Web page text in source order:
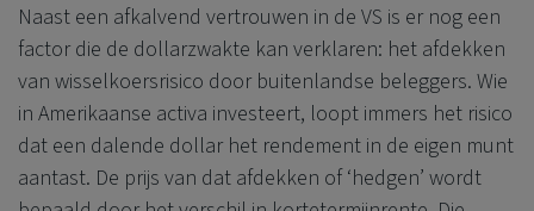
Naast een afkalvend vertrouwen in de VS is er nog een
factor die de dollarzwakte kan verklaren: het afdekken
van wisselkoersrisico door buitenlandse beleggers. Wie
in Amerikaanse activa investeert, loopt immers het risico
dat een dalende dollar het rendement in de eigen munt
aantast. De prijs van dat afdekken of ‘hedgen’ wordt